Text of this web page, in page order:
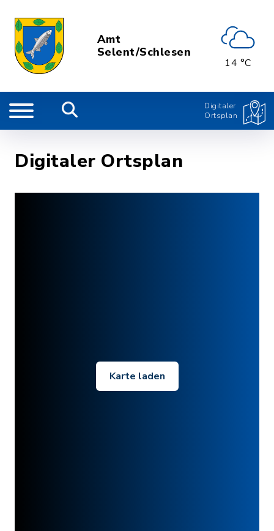
Amt
Selent/Schlesen
14 °C
Digitaler
Ortsplan
Digitaler Ortsplan
Karte laden